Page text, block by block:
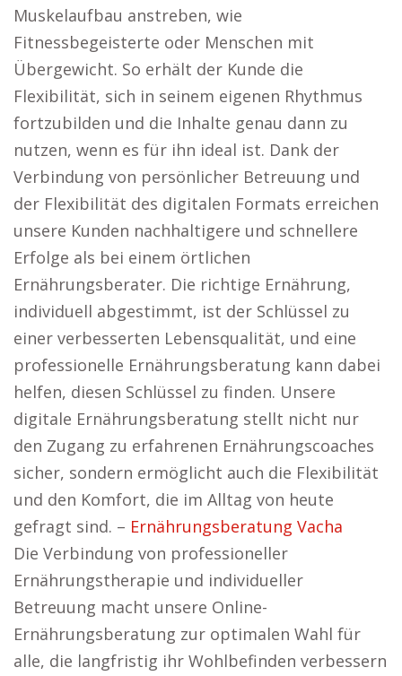
Muskelaufbau anstreben, wie
Fitnessbegeisterte oder Menschen mit
Übergewicht. So erhält der Kunde die
Flexibilität, sich in seinem eigenen Rhythmus
fortzubilden und die Inhalte genau dann zu
nutzen, wenn es für ihn ideal ist. Dank der
Verbindung von persönlicher Betreuung und
der Flexibilität des digitalen Formats erreichen
unsere Kunden nachhaltigere und schnellere
Erfolge als bei einem örtlichen
Ernährungsberater. Die richtige Ernährung,
individuell abgestimmt, ist der Schlüssel zu
einer verbesserten Lebensqualität, und eine
professionelle Ernährungsberatung kann dabei
helfen, diesen Schlüssel zu finden. Unsere
digitale Ernährungsberatung stellt nicht nur
den Zugang zu erfahrenen Ernährungscoaches
sicher, sondern ermöglicht auch die Flexibilität
und den Komfort, die im Alltag von heute
gefragt sind. – Ernährungsberatung Vacha
Die Verbindung von professioneller
Ernährungstherapie und individueller
Betreuung macht unsere Online-
Ernährungsberatung zur optimalen Wahl für
alle, die langfristig ihr Wohlbefinden verbessern